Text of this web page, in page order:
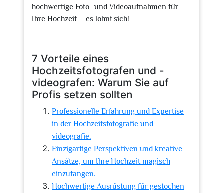
hochwertige Foto- und Videoaufnahmen für
Ihre Hochzeit – es lohnt sich!
7 Vorteile eines
Hochzeitsfotografen und -
videografen: Warum Sie auf
Profis setzen sollten
Professionelle Erfahrung und Expertise
in der Hochzeitsfotografie und -
videografie.
Einzigartige Perspektiven und kreative
Ansätze, um Ihre Hochzeit magisch
einzufangen.
Hochwertige Ausrüstung für gestochen